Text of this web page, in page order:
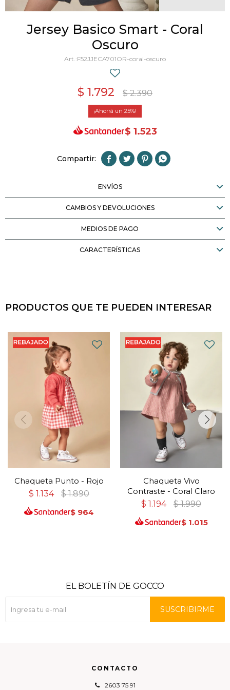
Jersey Basico Smart - Coral
Oscuro
F52JJECA701OR-coral-oscuro
$ 1.792 $ 2.390
25
$ 1.523
   
ENVÍOS
CAMBIOS Y DEVOLUCIONES
MEDIOS DE PAGO
CARACTERÍSTICAS
PRODUCTOS QUE TE PUEDEN INTERESAR
Chaqueta Punto - Rojo
$ 1.134 $ 1.890
$ 964
Chaqueta Vivo
Contraste - Coral Claro
$ 1.194 $ 1.990
$ 1.015
CONTACTO
2603 75 91
EL BOLETÍN DE GOCCO
SUSCRIBIRME